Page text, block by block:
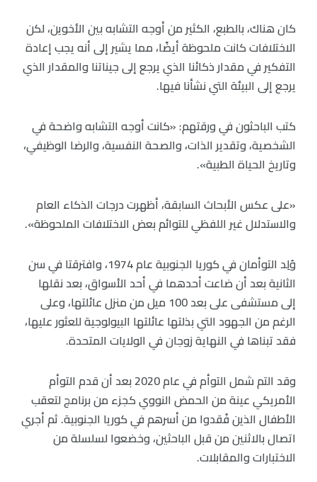
كان هناك، بالطبع، الكثير من أوجه التشابه بين الأخوين، لكن
الاختلافات كانت ملحوظة أيضًا، مما يشير إلى أنه يجب إعادة
التفكير في مقدار ذكائنا الذي يرجع إلى جيناتنا والمقدار الذي
يرجع إلى البيئة التي نشأنا فيها.
كتب الباحثون في ورقتهم: «كانت أوجه التشابه واضحة في
الشخصية، وتقدير الذات، والصحة النفسية، والرضا الوظيفي،
وتاريخ الحياة الطبية».
«على عكس الأبحاث السابقة، أظهرت درجات الذكاء العام
والاستدلال غير اللفظي للتوائم بعض الاختلافات الملحوظة».
وُلِد التوأمان في كوريا الجنوبية عام 1974، وافترقتا في سن
الثانية بعد أن ضاعت أحدهما في أحد الأسواق، بعد نقلها
إلى مستشفى على بعد 100 ميل من منزل عائلتها، وعلى
الرغم من الجهود التي بذلتها عائلتها البيولوجية للعثور عليها،
فقد تبناها في النهاية زوجان في الولايات المتحدة.
وقد التم شمل التوأم في عام 2020 بعد أن قدم التوأم
الأمريكي عينة من الحمض النووي كجزء من برنامج لتعقب
الأطفال الذين فُقدوا من أسرهم في كوريا الجنوبية. ثم أجري
اتصال بالاثنين من قبل الباحثين، وخضعوا لسلسلة من
الاختبارات والمقابلات.